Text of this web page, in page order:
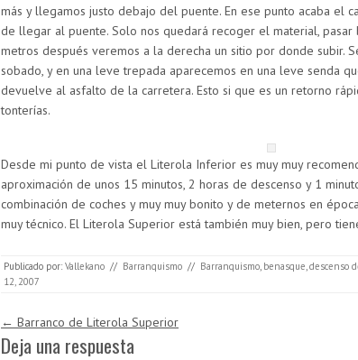
más y llegamos justo debajo del puente. En ese punto acaba el
de llegar al puente. Solo nos quedará recoger el material, pasar
metros después veremos a la derecha un sitio por donde subir.
sobado, y en una leve trepada aparecemos en una leve senda
devuelve al asfalto de la carretera. Esto si que es un retorno
tonterías.
Desde mi punto de vista el Literola Inferior es muy muy
aproximación de unos 15 minutos, 2 horas de descenso y 1
combinación de coches y muy muy bonito y de meternos en
muy técnico. El Literola Superior está también muy bien, pero
Publicado por: Vallekano // Barranquismo // Barranquismo, benasque,descenso
12, 2007
Navegación de entradas
← Barranco de Literola Superior
Deja una respuesta